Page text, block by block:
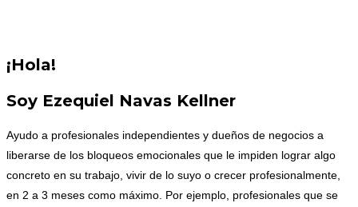
¡Hola!
Soy Ezequiel Navas Kellner
Ayudo a profesionales independientes y dueños de negocios a
liberarse de los bloqueos emocionales que le impiden lograr algo
concreto en su trabajo, vivir de lo suyo o crecer profesionalmente,
en 2 a 3 meses como máximo. Por ejemplo, profesionales que se